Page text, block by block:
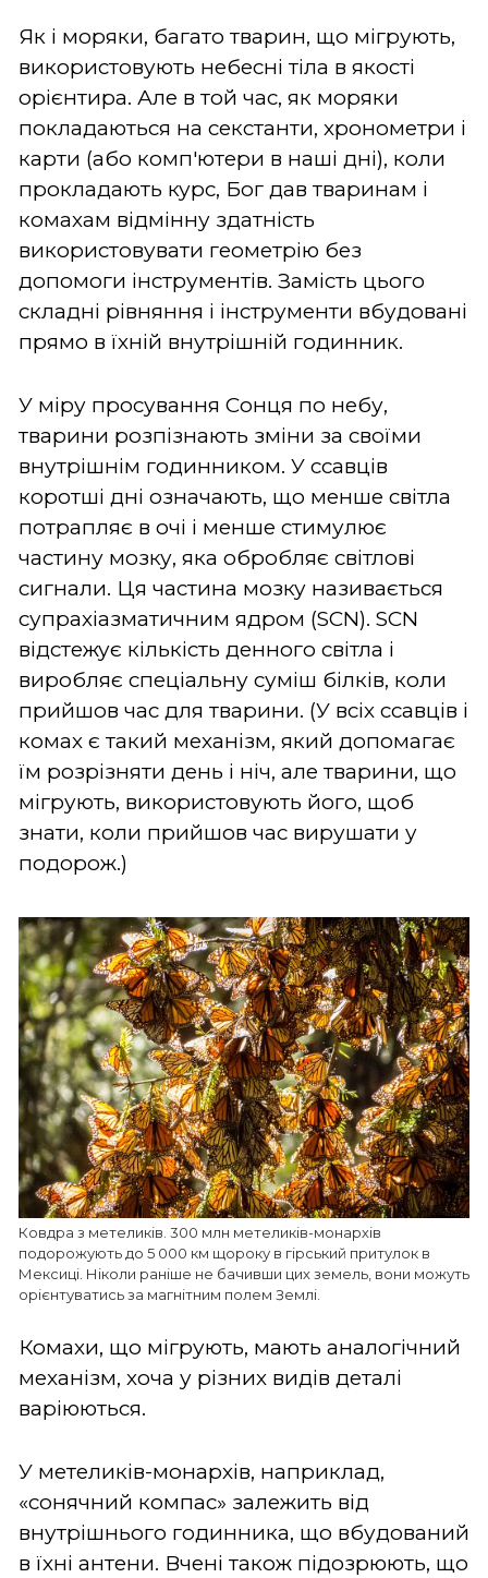
Як і моряки, багато тварин, що мігрують,
використовують небесні тіла в якості
орієнтира. Але в той час, як моряки
покладаються на секстанти, хронометри і
карти (або комп'ютери в наші дні), коли
прокладають курс, Бог дав тваринам і
комахам відмінну здатність
використовувати геометрію без
допомоги інструментів. Замість цього
складні рівняння і інструменти вбудовані
прямо в їхній внутрішній годинник.
У міру просування Сонця по небу,
тварини розпізнають зміни за своїми
внутрішнім годинником. У ссавців
коротші дні означають, що менше світла
потрапляє в очі і менше стимулює
частину мозку, яка обробляє світлові
сигнали. Ця частина мозку називається
супрахіазматичним ядром (SCN). SCN
відстежує кількість денного світла і
виробляє спеціальну суміш білків, коли
прийшов час для тварини. (У всіх ссавців і
комах є такий механізм, який допомагає
їм розрізняти день і ніч, але тварини, що
мігрують, використовують його, щоб
знати, коли прийшов час вирушати у
подорож.)
Ковдра з метеликів. 300 млн метеликів-монархів
подорожують до 5 000 км щороку в гірський притулок в
Мексиці. Ніколи раніше не бачивши цих земель, вони можуть
орієнтуватись за магнітним полем Землі.
Комахи, що мігрують, мають аналогічний
механізм, хоча у різних видів деталі
варіюються.
У метеликів-монархів, наприклад,
«сонячний компас» залежить від
внутрішнього годинника, що вбудований
в їхні антени. Вчені також підозрюють, що